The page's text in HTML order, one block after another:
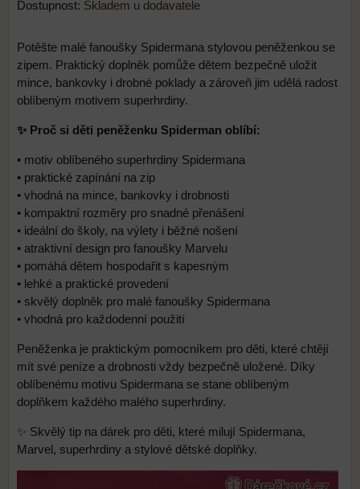
Dostupnost: Skladem u dodavatele
Potěšte malé fanoušky Spidermana stylovou peněženkou se
zipem. Praktický doplněk pomůže dětem bezpečně uložit
mince, bankovky i drobné poklady a zároveň jim udělá radost
oblíbeným motivem superhrdiny.
✨ Proč si děti peněženku Spiderman oblíbí:
• motiv oblíbeného superhrdiny Spidermana
• praktické zapínání na zip
• vhodná na mince, bankovky i drobnosti
• kompaktní rozměry pro snadné přenášení
• ideální do školy, na výlety i běžné nošení
• atraktivní design pro fanoušky Marvelu
• pomáhá dětem hospodařit s kapesným
• lehké a praktické provedení
• skvělý doplněk pro malé fanoušky Spidermana
• vhodná pro každodenní použití
Peněženka je praktickým pomocníkem pro děti, které chtějí
mít své peníze a drobnosti vždy bezpečně uložené. Díky
oblíbenému motivu Spidermana se stane oblíbeným
doplňkem každého malého superhrdiny.
✨ Skvělý tip na dárek pro děti, které milují Spidermana,
Marvel, superhrdiny a stylové dětské doplňky.